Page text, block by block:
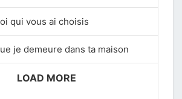
qui vous ai choisis
je demeure dans ta maison
LOAD MORE